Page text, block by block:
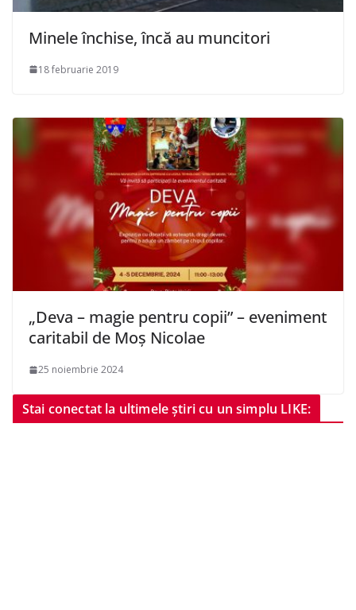
Minele închise, încă au muncitori
18 februarie 2019
„Deva – magie pentru copii” – eveniment
caritabil de Moș Nicolae
25 noiembrie 2024
Stai conectat la ultimele știri cu un simplu LIKE: